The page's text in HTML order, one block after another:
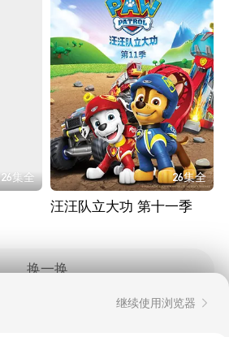
26集全 26集全
汪汪队立大功 第十一季
换一换
继续使用浏览器